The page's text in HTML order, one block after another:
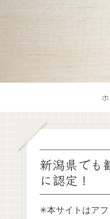
新潟県でも
に認定！
✳︎本サイトはア